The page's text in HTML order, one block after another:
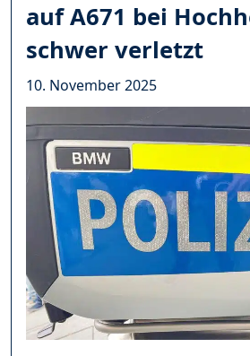
auf A671 bei
schwer verletzt
10. November 2025